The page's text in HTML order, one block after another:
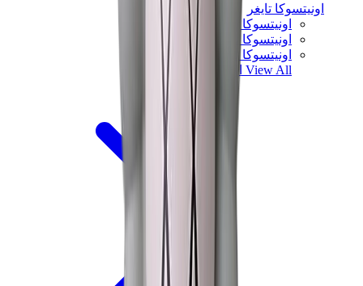
اونيتسوكا تايغر
اونيتسوكا تايغر مكسيكو 66 سابو
اونيتسوكا تايغر مكسيكو 66
اونيتسوكا تايغر توكوتن
View All اونيتسوكا تايغر